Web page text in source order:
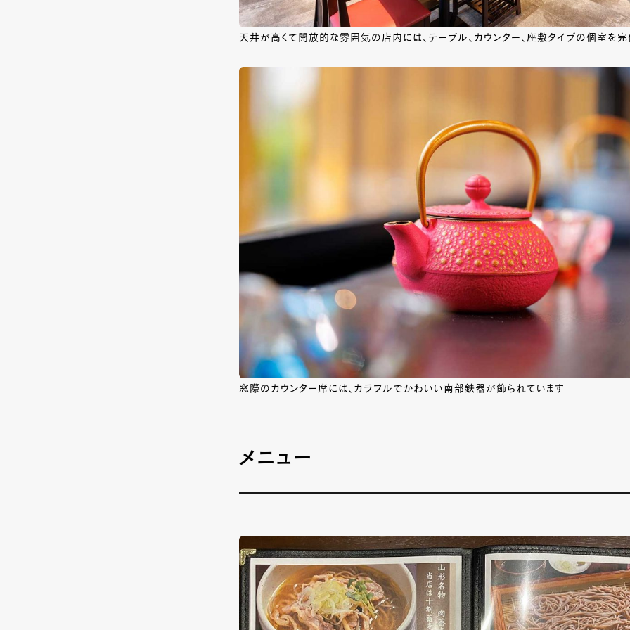
天井が高くて開放的な雰囲気の店内には、テーブル、カウンター、座敷タイプの個室を
窓際のカウンター席には、カラフルでかわいい南部鉄器が飾られています
メニュー